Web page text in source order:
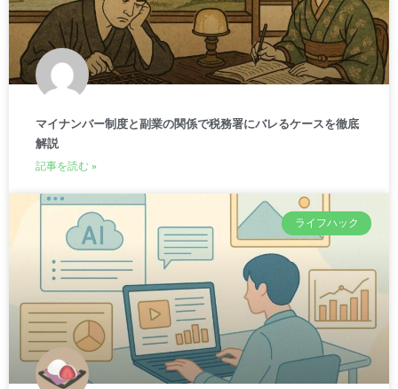
マイナンバー制度と副業の関係で税務署にバレるケースを徹底
解説
記事を読む »
ライフハック